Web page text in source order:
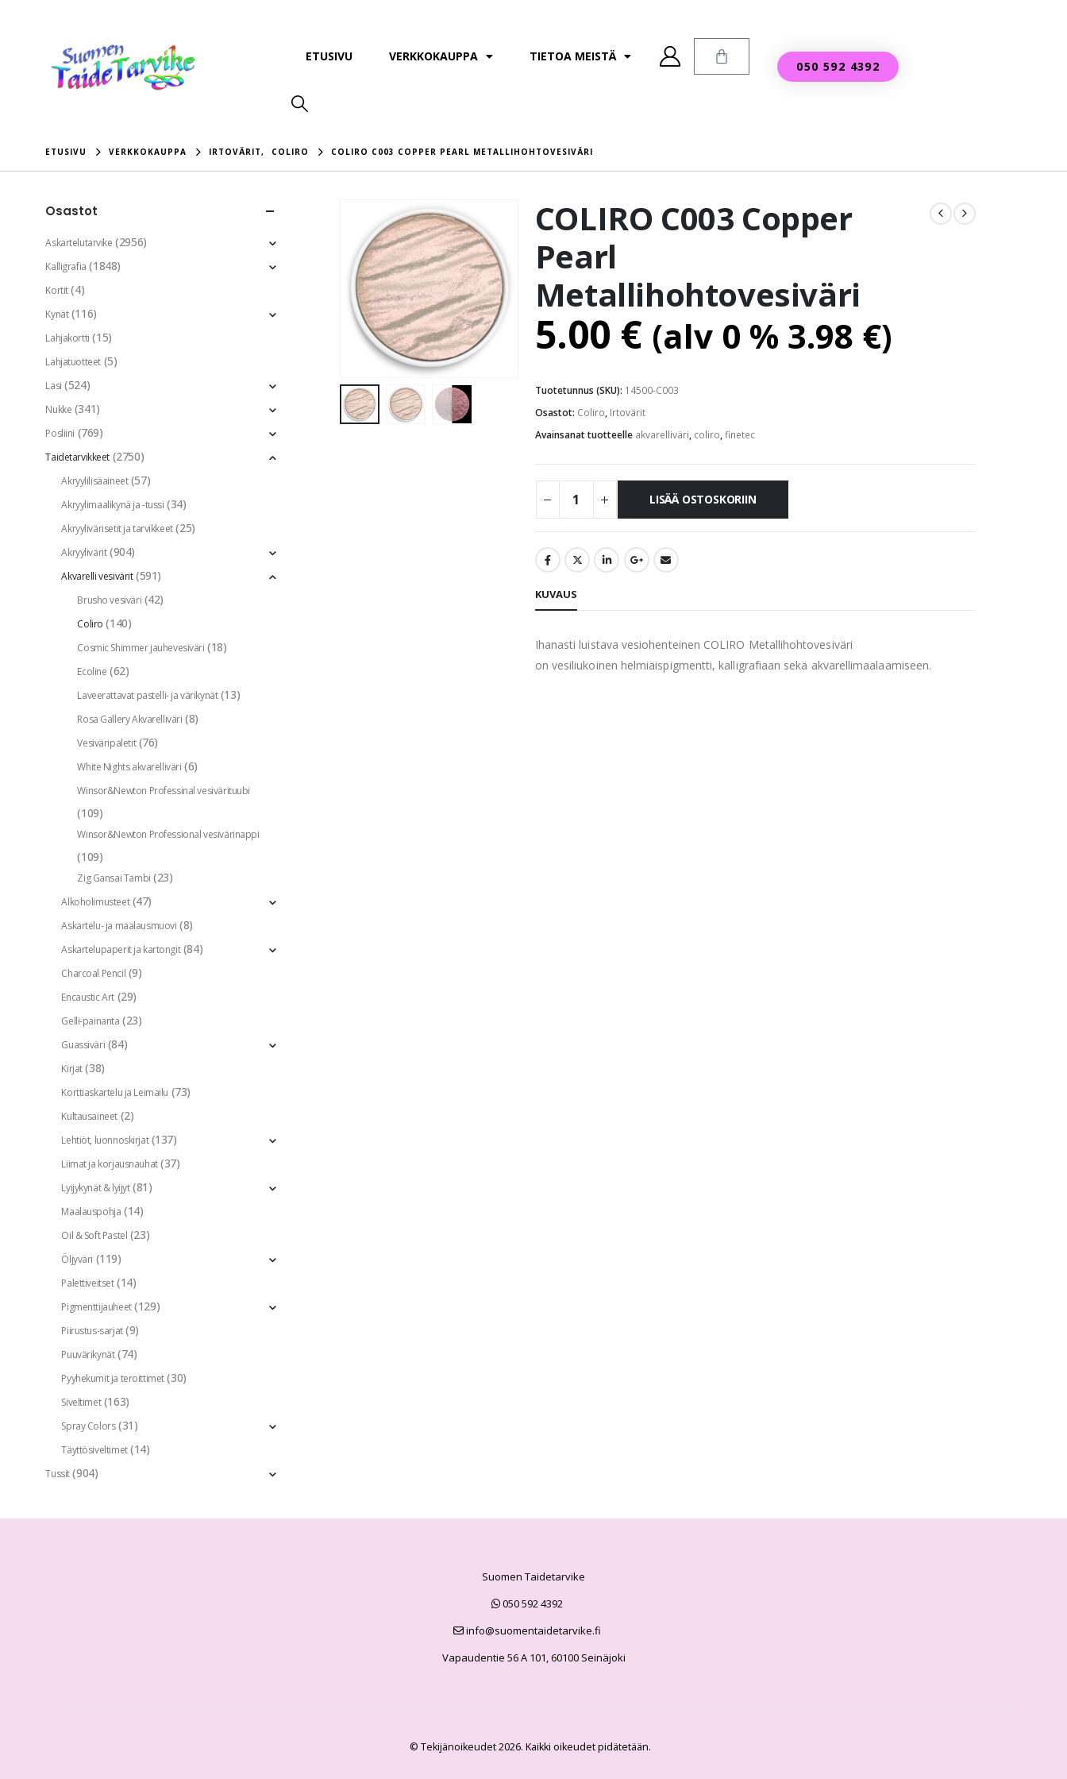
ETUSIVU VERKKOKAUPPA TIETOA MEISTÄ
050 592 4392
ETUSIVU VERKKOKAUPPA IRTOVÄRIT, COLIRO COLIRO C003 COPPER PEARL METALLIHOHTOVESIVÄRI
COLIRO C003 Copper
Pearl
Metallihohtovesiväri
5.00 € (alv 0 % 3.98 €)
Tuotetunnus (SKU): 14500-C003
Osastot: Coliro, Irtovärit
Avainsanat tuotteelle akvarelliväri, coliro,finetec
LISÄÄ OSTOSKORIIN
KUVAUS
Ihanasti luistava vesiohenteinen COLIRO Metallihohtovesiväri
on vesiliukoinen helmiäispigmentti, kalligrafiaan sekä akvarellimaalaamiseen.
Osastot
Askartelutarvike (2956)
Kalligrafia (1848)
Kortit (4)
Kynät (116)
Lahjakortti (15)
Lahjatuotteet (5)
Lasi (524)
Nukke (341)
Posliini (769)
Taidetarvikkeet (2750)
Akryylilisäaineet (57)
Akryylimaalikynä ja -tussi (34)
Akryylivärisetit ja tarvikkeet (25)
Akryylivärit (904)
Akvarelli vesivärit (591)
Brusho vesiväri (42)
Coliro (140)
Cosmic Shimmer jauhevesiväri (18)
Ecoline (62)
Laveerattavat pastelli- ja värikynät (13)
Rosa Gallery Akvarelliväri (8)
Vesiväripaletit (76)
White Nights akvarelliväri (6)
Winsor&Newton Professinal vesivärituubi
(109)
Winsor&Newton Professional vesivärinappi
(109)
Zig Gansai Tambi (23)
Alkoholimusteet (47)
Askartelu- ja maalausmuovi (8)
Askartelupaperit ja kartongit (84)
Charcoal Pencil (9)
Encaustic Art (29)
Gelli-painanta (23)
Guassiväri (84)
Kirjat (38)
Korttiaskartelu ja Leimailu (73)
Kultausaineet (2)
Lehtiöt, luonnoskirjat (137)
Liimat ja korjausnauhat (37)
Lyijykynät & lyijyt (81)
Maalauspohja (14)
Oil & Soft Pastel (23)
Öljyväri (119)
Palettiveitset (14)
Pigmenttijauheet (129)
Piirustus-sarjat (9)
Puuvärikynät (74)
Pyyhekumit ja teroittimet (30)
Siveltimet (163)
Spray Colors (31)
Täyttösiveltimet (14)
Tussit (904)
Suomen Taidetarvike
050 592 4392
info@suomentaidetarvike.fi
Vapaudentie 56 A 101, 60100 Seinäjoki
© Tekijänoikeudet 2026. Kaikki oikeudet pidätetään.